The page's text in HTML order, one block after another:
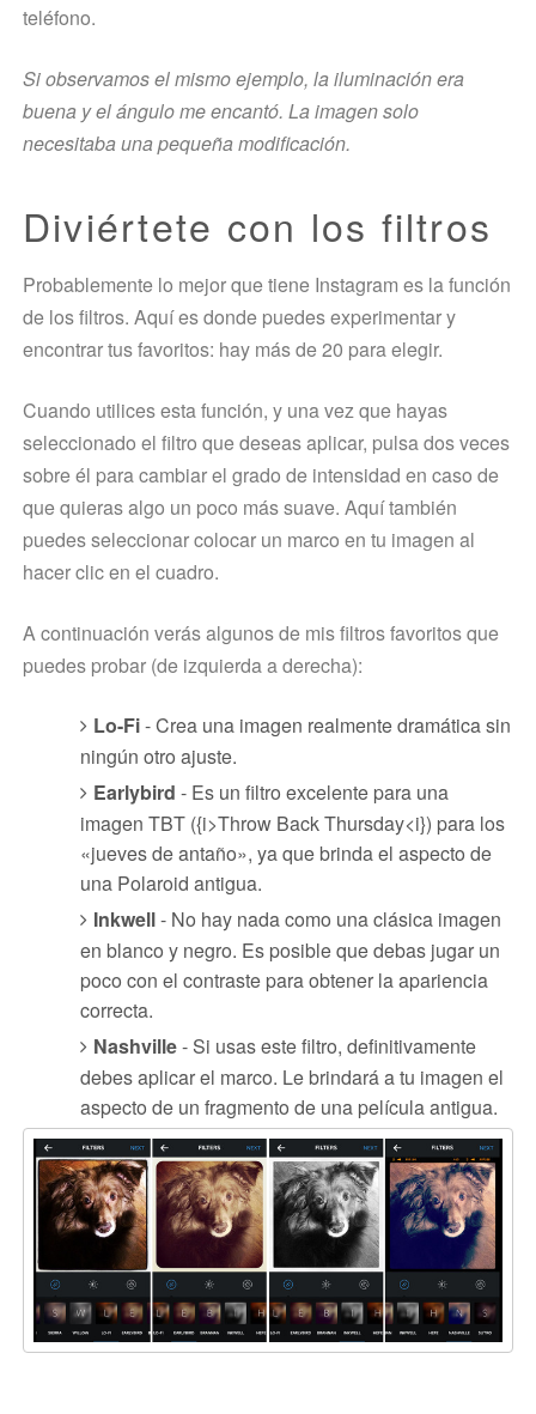
teléfono.
Si observamos el mismo ejemplo, la iluminación era
buena y el ángulo me encantó. La imagen solo
necesitaba una pequeña modificación.
Diviértete con los filtros
Probablemente lo mejor que tiene Instagram es la función
de los filtros. Aquí es donde puedes experimentar y
encontrar tus favoritos: hay más de 20 para elegir.
Cuando utilices esta función, y una vez que hayas
seleccionado el filtro que deseas aplicar, pulsa dos veces
sobre él para cambiar el grado de intensidad en caso de
que quieras algo un poco más suave. Aquí también
puedes seleccionar colocar un marco en tu imagen al
hacer clic en el cuadro.
A continuación verás algunos de mis filtros favoritos que
puedes probar (de izquierda a derecha):
Lo-Fi- Crea una imagen realmente dramática sin
ningún otro ajuste.
Earlybird - Es un filtro excelente para una
imagen TBT ({i>Throw Back Thursday<i}) para los
«jueves de antaño», ya que brinda el aspecto de
una Polaroid antigua.
Inkwell- No hay nada como una clásica imagen
en blanco y negro. Es posible que debas jugar un
poco con el contraste para obtener la apariencia
correcta.
Nashville- Si usas este filtro, definitivamente
debes aplicar el marco. Le brindará a tu imagen el
aspecto de un fragmento de una película antigua.